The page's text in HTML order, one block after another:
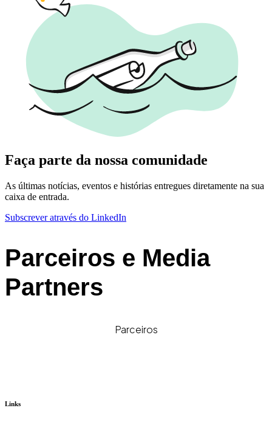
Faça parte da nossa comunidade
As últimas notícias, eventos e histórias entregues diretamente na sua
caixa de entrada.
Subscrever através do LinkedIn
Parceiros e Media
Partners
Parceiros
Links